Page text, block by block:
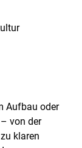
Aufbau oder
von der
klaren